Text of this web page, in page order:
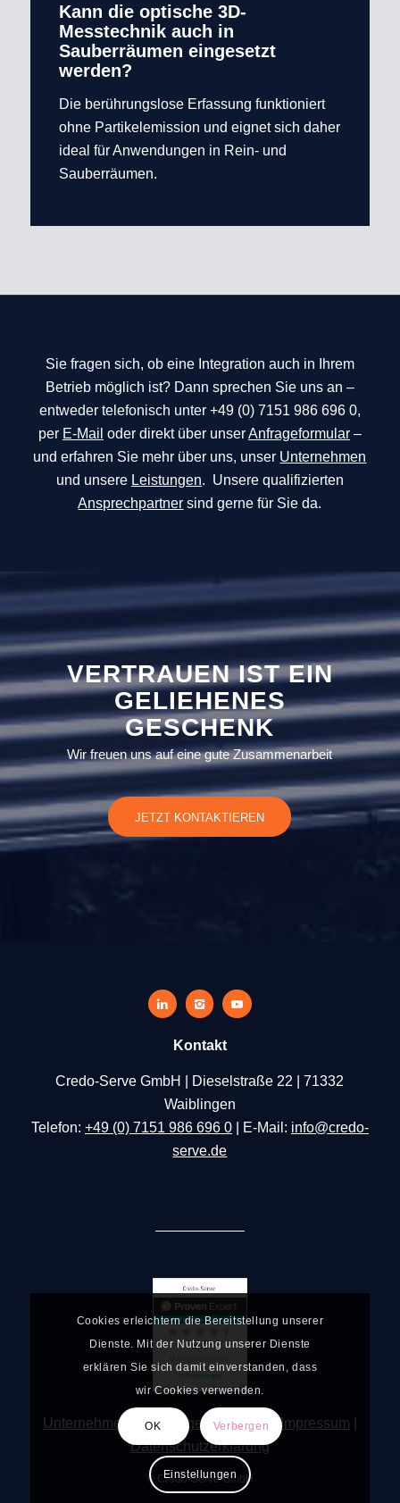
Kann die optische 3D-
Messtechnik auch in
Sauberräumen eingesetzt
werden?
Die berührungslose Erfassung funktioniert
ohne Partikelemission und eignet sich daher
ideal für Anwendungen in Rein- und
Sauberräumen.
Sie fragen sich, ob eine Integration auch in Ihrem
Betrieb möglich ist? Dann sprechen Sie uns an –
entweder telefonisch unter +49 (0) 7151 986 696 0,
per E-Mail oder direkt über unserAnfrageformular–
und erfahren Sie mehr über uns, unser Unternehmen
und unsere Leistungen. Unsere qualifizierten
Ansprechpartner sind gerne für Sie da.
VERTRAUEN IST EIN
GELIEHENES
GESCHENK
Wir freuen uns auf eine gute Zusammenarbeit
JETZT KONTAKTIEREN
Kontakt
Credo-Serve GmbH | Dieselstraße 22 | 71332
Waiblingen
Telefon: +49 (0) 7151 986 696 0| E-Mail: info@credo-
serve.de
Unternehmen Leistungen|Kontakt |Impressum
Datenschutzerklärung
© Credo-Serve GmbH
Cookies erleichtern die Bereitstellung unserer
Dienste. Mit der Nutzung unserer Dienste
erklären Sie sich damit einverstanden, dass
wir Cookies verwenden.
OK Verbergen
Einstellungen